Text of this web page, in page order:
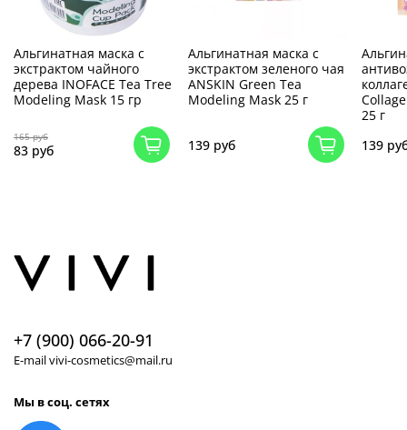
Альгинатная маска с
экстрактом чайного
дерева INOFACE Tea Tree
Modeling Mask 15 гр
165 руб
83 руб
Альгинатная маска с
экстрактом зеленого чая
ANSKIN Green Tea
Modeling Mask 25 г
139 руб
25 г
139
+7 (900) 066-20-91
E-mail vivi-cosmetics@mail.ru
Мы в соц. сетях